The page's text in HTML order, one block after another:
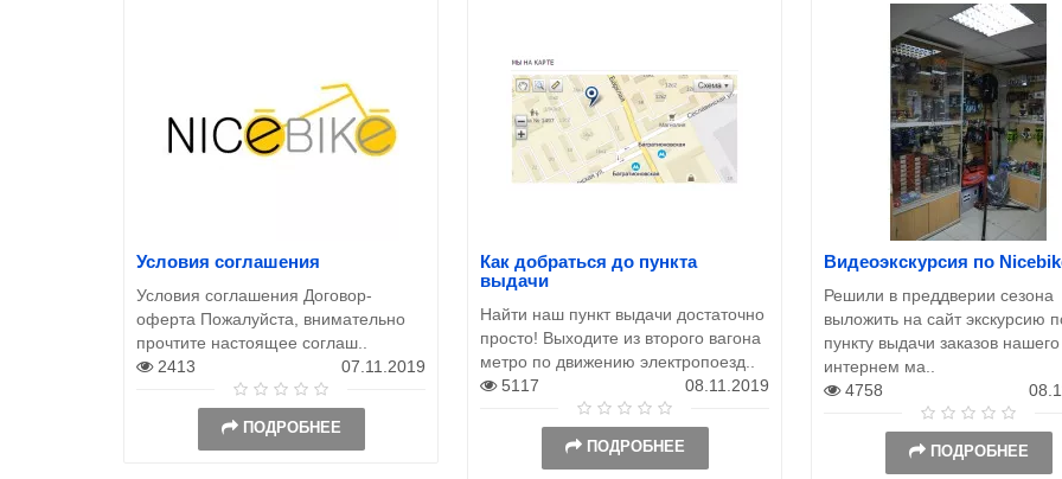
Условия соглашения
Условия соглашения Договор-
оферта Пожалуйста, внимательно
прочтите настоящее соглаш..
2413
07.11.2019
ПОДРОБНЕЕ
Как добраться до пункта
выдачи
Найти наш пункт выдачи достаточно
просто! Выходите из второго вагона
метро по движению электропоезд..
5117
08.11.2019
ПОДРОБНЕЕ
Видеоэкскурсия по
Решили в преддверии сезона
выложить на сайт экскурсию
пункту выдачи заказов нашего
интернем ма..
4758
ПОДРОБНЕЕ